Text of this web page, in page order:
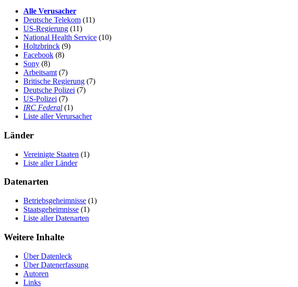
Alle Verusacher
Deutsche Telekom (11)
US-Regierung (11)
National Health Service (10)
Holtzbrinck (9)
Facebook (8)
Sony (8)
Arbeitsamt (7)
Britische Regierung (7)
Deutsche Polizei (7)
US-Polizei (7)
IRC Federal (1)
Liste aller Verursacher
Länder
Vereinigte Staaten (1)
Liste aller Länder
Datenarten
Betriebsgeheimnisse (1)
Staatsgeheimnisse (1)
Liste aller Datenarten
Weitere Inhalte
Über Datenleck
Über Datenerfassung
Autoren
Links